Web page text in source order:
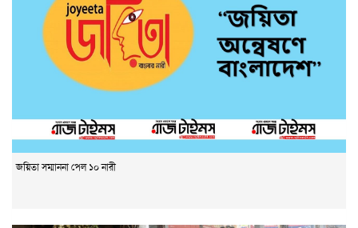
জয়িতা সম্মাননা পেল ১০ নারী